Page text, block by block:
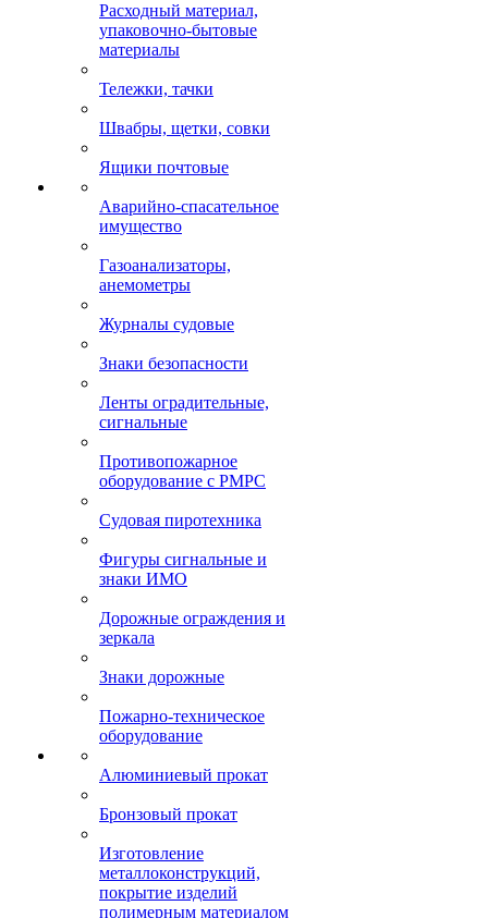
Расходный материал,
упаковочно-бытовые
материалы
Тележки, тачки
Швабры, щетки, совки
Ящики почтовые
Аварийно-спасательное
имущество
Газоанализаторы,
анемометры
Журналы судовые
Знаки безопасности
Ленты оградительные,
сигнальные
Противопожарное
оборудование с РМРС
Судовая пиротехника
Фигуры сигнальные и
знаки ИМО
Дорожные ограждения и
зеркала
Знаки дорожные
Пожарно-техническое
оборудование
Алюминиевый прокат
Бронзовый прокат
Изготовление
металлоконструкций,
покрытие изделий
полимерным материалом